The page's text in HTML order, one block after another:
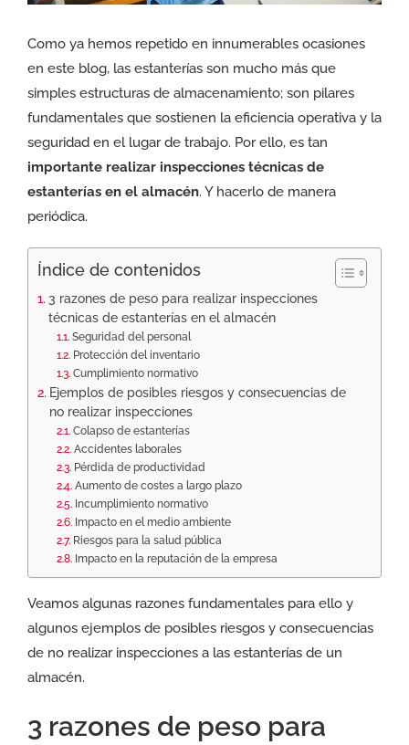
Como ya hemos repetido en innumerables ocasiones
en este blog, las estanterías son mucho más que
simples estructuras de almacenamiento; son pilares
fundamentales que sostienen la eficiencia operativa y la
seguridad en el lugar de trabajo. Por ello, es tan
importante realizar inspecciones técnicas de
estanterías en el almacén. Y hacerlo de manera
periódica.
Índice de contenidos
3 razones de peso para realizar inspecciones
técnicas de estanterías en el almacén
Seguridad del personal
Protección del inventario
Cumplimiento normativo
Ejemplos de posibles riesgos y consecuencias de
no realizar inspecciones
Colapso de estanterías
Accidentes laborales
Pérdida de productividad
Aumento de costes a largo plazo
Incumplimiento normativo
Impacto en el medio ambiente
Riesgos para la salud pública
Impacto en la reputación de la empresa
Veamos algunas razones fundamentales para ello y
algunos ejemplos de posibles riesgos y consecuencias
de no realizar inspecciones a las estanterías de un
almacén.
3 razones de peso para